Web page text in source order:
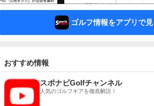
ゴルフ情報をアプリで
おすすめ情報
スポナビGolfチャンネル
人気のゴルフギアを徹底解説！